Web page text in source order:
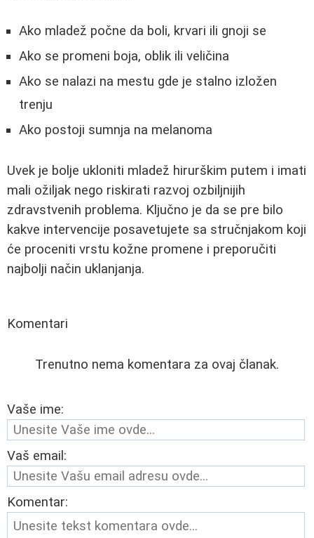
Ako mladež počne da boli, krvari ili gnoji se
Ako se promeni boja, oblik ili veličina
Ako se nalazi na mestu gde je stalno izložen
trenju
Ako postoji sumnja na melanoma
Uvek je bolje ukloniti mladež hirurškim putem i imati
mali ožiljak nego riskirati razvoj ozbiljnijih
zdravstvenih problema. Ključno je da se pre bilo
kakve intervencije posavetujete sa stručnjakom koji
će proceniti vrstu kožne promene i preporučiti
najbolji način uklanjanja.
Komentari
Trenutno nema komentara za ovaj članak.
Vaše ime:
Vaš email:
Komentar: